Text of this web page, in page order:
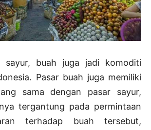
sayur, buah juga jadi komoditi
Pasar buah juga memiliki
sama dengan pasar sayur,
tergantung pada permintaan
terhadap buah tersebut,